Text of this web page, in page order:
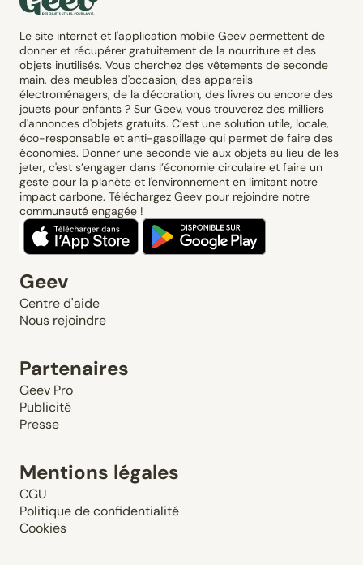
Le site internet et l'application mobile Geev permettent de
donner et récupérer gratuitement de la nourriture et des
objets inutilisés. Vous cherchez des vêtements de seconde
main, des meubles d'occasion, des appareils
électroménagers, de la décoration, des livres ou encore des
jouets pour enfants ? Sur Geev, vous trouverez des milliers
d'annonces d'objets gratuits. C’est une solution utile, locale,
éco-responsable et anti-gaspillage qui permet de faire des
économies. Donner une seconde vie aux objets au lieu de les
jeter, c'est s’engager dans l’économie circulaire et faire un
geste pour la planète et l'environnement en limitant notre
impact carbone. Téléchargez Geev pour rejoindre notre
communauté engagée !
Geev
Centre d'aide
Nous rejoindre
Partenaires
Geev Pro
Publicité
Presse
Mentions légales
CGU
Politique de confidentialité
Cookies